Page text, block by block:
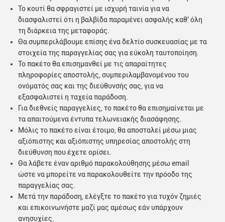
Το κουτί θα σφραγιστεί με ισχυρή ταινία για να
διασφαλιστεί ότι η βαλβίδα παραμένει ασφαλής καθ' όλη
τη διάρκεια της μεταφοράς.
Θα συμπεριλάβουμε επίσης ένα δελτίο συσκευασίας με τα
στοιχεία της παραγγελίας σας για εύκολη ταυτοποίηση.
Το πακέτο θα επισημανθεί με τις απαραίτητες
πληροφορίες αποστολής, συμπεριλαμβανομένου του
ονόματός σας και της διεύθυνσής σας, για να
εξασφαλιστεί η ταχεία παράδοση.
Για διεθνείς παραγγελίες, το πακέτο θα επισημαίνεται με
τα απαιτούμενα έντυπα τελωνειακής διασάφησης.
Μόλις το πακέτο είναι έτοιμο, θα αποσταλεί μέσω μιας
αξιόπιστης και αξιόπιστης υπηρεσίας αποστολής στη
διεύθυνση που έχετε ορίσει.
Θα λάβετε έναν αριθμό παρακολούθησης μέσω email
ώστε να μπορείτε να παρακολουθείτε την πρόοδο της
παραγγελίας σας.
Μετά την παράδοση, ελέγξτε το πακέτο για τυχόν ζημιές
και επικοινωνήστε μαζί μας αμέσως εάν υπάρχουν
ανησυχίες.